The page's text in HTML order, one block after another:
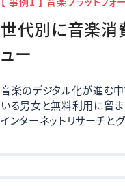
世代別に音楽消
ュー
音楽のデジタル化が進む
いる男女と無料利用に留ま
インターネットリサーチと